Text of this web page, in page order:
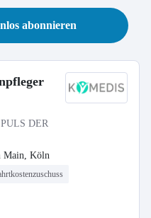
abonnieren
DER
Main, Köln